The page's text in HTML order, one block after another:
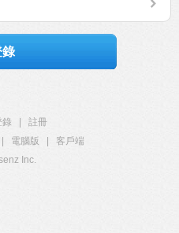
錄
錄
註冊
電腦版
客戶端
Inc.